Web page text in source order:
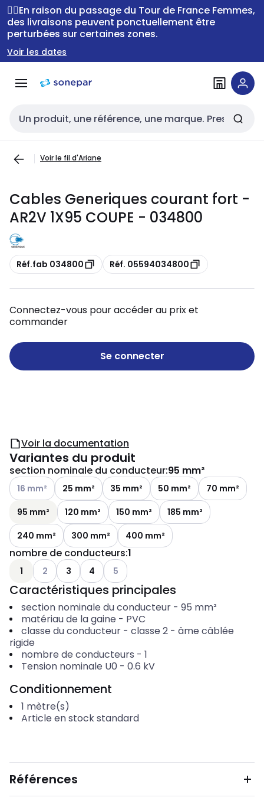
Passer à la
navigation
Passer
au
contenu
🚴‍♂️En raison du passage du Tour de France Femmes,
des livraisons peuvent ponctuellement être
perturbées sur certaines zones.
Voir les dates
Entrée de recherche
Voir le fil d'Ariane
Cables Generiques courant fort -
AR2V 1X95 COUPE - 034800
Copie
Réf.fab 034800 Copie
Réf. 05594034800
Connectez-vous pour accéder au prix et
commander
Se connecter
Voir la documentation
Variantes du produit
section nominale du conducteur:95 mm²
Voir les options disponibles
16 mm² 25 mm² 35 mm² 50 mm²
70 mm²
95 mm²
120 mm² 150 mm²
185 mm²
240 mm²
300 mm² 400 mm²
nombre de conducteurs:1
1 Voir les options disponibles
2 3 4 Voir les options disponibles
5
Caractéristiques principales
section nominale du conducteur- 95 mm²
matériau de la gaine - PVC
classe du conducteur- classe 2 - âme câblée
rigide
nombre de conducteurs - 1
Tension nominale U0 - 0.6 kV
Conditionnement
1 mètre(s)
Article en stock standard
Références